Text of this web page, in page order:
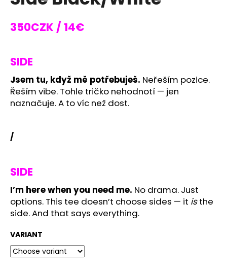
0,0
out
stars.
350CZK / 14€
SIDE
Jsem tu, když mě potřebuješ. Neřeším pozice.
Řeším vibe. Tohle tričko nehodnotí — jen
naznačuje. A to víc než dost.
/
SIDE
I’m here when you need me. No drama. Just
options. This tee doesn’t choose sides — it isthe
side. And that says everything.
VARIANT
n
o
r
?
W
e
r
c
o
m